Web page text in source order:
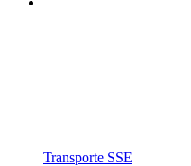
Transporte SSE